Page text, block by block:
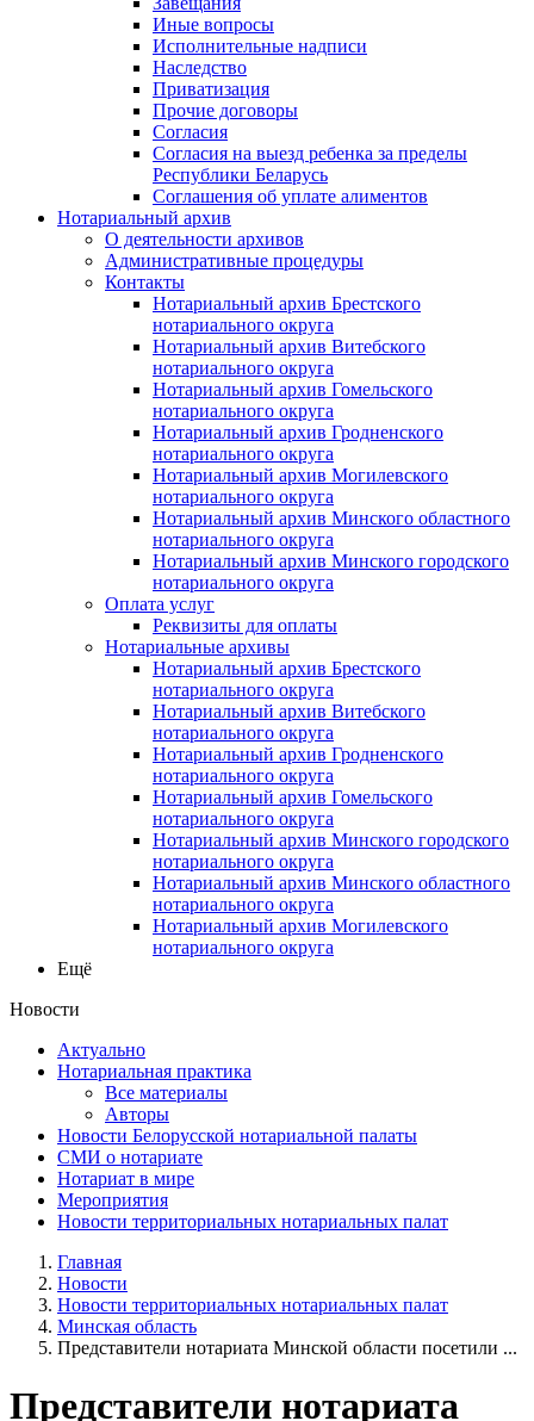
Иные вопросы
Исполнительные надписи
Наследство
Приватизация
Прочие договоры
Согласия
Согласия на выезд ребенка за пределы
Республики Беларусь
Соглашения об уплате алиментов
Нотариальный архив
О деятельности архивов
Административные процедуры
Контакты
Нотариальный архив Брестского
нотариального округа
Нотариальный архив Витебского
нотариального округа
Нотариальный архив Гомельского
нотариального округа
Нотариальный архив Гродненского
нотариального округа
Нотариальный архив Могилевского
нотариального округа
Нотариальный архив Минского областного
нотариального округа
Нотариальный архив Минского городского
нотариального округа
Оплата услуг
Реквизиты для оплаты
Нотариальные архивы
Нотариальный архив Брестского
нотариального округа
Нотариальный архив Витебского
нотариального округа
Нотариальный архив Гродненского
нотариального округа
Нотариальный архив Гомельского
нотариального округа
Нотариальный архив Минского городского
нотариального округа
Нотариальный архив Минского областного
нотариального округа
Нотариальный архив Могилевского
нотариального округа
Ещё
Новости
Актуально
Нотариальная практика
Все материалы
Авторы
Новости Белорусской нотариальной палаты
СМИ о нотариате
Нотариат в мире
Мероприятия
Новости территориальных нотариальных палат
Главная
Новости
Новости территориальных нотариальных палат
Минская область
Представители нотариата Минской области посетили ...
Представители нотариата